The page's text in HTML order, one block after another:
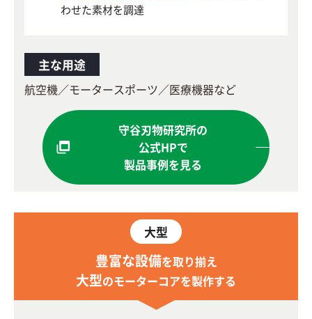
わせた素材を調達
主な用途
航空機／モータースポーツ／医療機器など
守谷刃物研究所の
公式HPで
製品事例を見る
大型
豊富な設備を取り揃え
大型のモーターコアを製作する